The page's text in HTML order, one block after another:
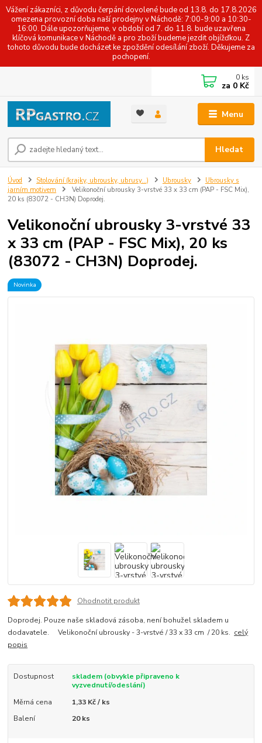
Vážení zákazníci, z důvodu čerpání dovolené bude od 13.8. do 17.8.2026
omezena provozní doba naší prodejny v Náchodě: 7:00-9:00 a 10:30-
16:00. Dále upozorňujeme, v období od 7. do 11.8. bude uzavřena
klíčová komunikace v Náchodě a pro zboží budeme jezdit objížďkou. Z
tohoto důvodu bude docházet ke zpoždění odesílání zboží. Děkujeme za
pochopení.
Menu
Hledat
0 ks
za 0 Kč
Úvod Stolování (krajky, ubrousky, ubrusy...) Ubrousky
Ubrousky s
jarním motivem
Velikonoční ubrousky 3-vrstvé 33 x 33 cm (PAP - FSC Mix),
20 ks (83072 - CH3N) Doprodej.
Velikonoční ubrousky 3-vrstvé 33
x 33 cm (PAP - FSC Mix), 20 ks
(83072 - CH3N) Doprodej.
Novinka
Ohodnotit produkt
Doprodej. Pouze naše skladová zásoba, není bohužel skladem u
dodavatele. Velikonoční ubrousky - 3-vrstvé / 33 x 33 cm / 20 ks. celý
popis
Dostupnost
skladem (obvykle připraveno k
vyzvednutí/odeslání)
Měrná cena
1,33 Kč / ks
Balení
20 ks